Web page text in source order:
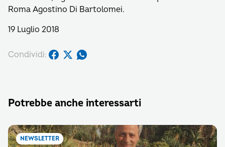
Roma Agostino Di Bartolomei.
19 Luglio 2018
Condividi:
Potrebbe anche interessarti
NEWSLETTER